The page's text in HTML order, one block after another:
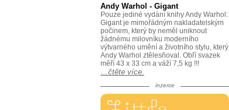
Andy Warhol - Gigant
Pouze jediné vydání knihy Andy Warhol:
Gigant je mimořádným nakladatelským
počinem, který by neměl uniknout
žádnému milovníku moderního
výtvarného umění a životního stylu, který
Andy Warhol ztělesňoval. Obří svazek
měří 43 x 33 cm a váží 7,5 kg !!!
…čtěte více.
inzerce